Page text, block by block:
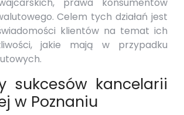
Celem tych działań jest
klientów na temat ich
jakie mają w przypadku
sukcesów kancelarii
w Poznaniu